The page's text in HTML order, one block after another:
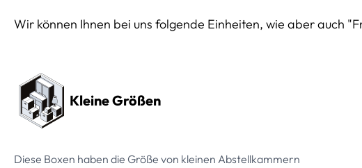
Wir können Ihnen bei uns folgende Einheiten, wie aber auch
Kleine Größen
Diese Boxen haben die Größe von kleinen Abstellkammern